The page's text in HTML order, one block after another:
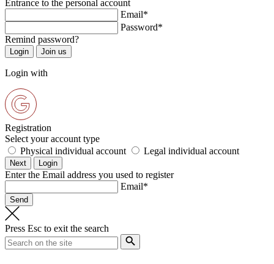
Entrance to the personal account
Email*
Password*
Remind password?
Login with
Registration
Select your account type
Physical individual account
Legal individual account
Enter the Email address you used to register
Email*
Press Esc to exit the search